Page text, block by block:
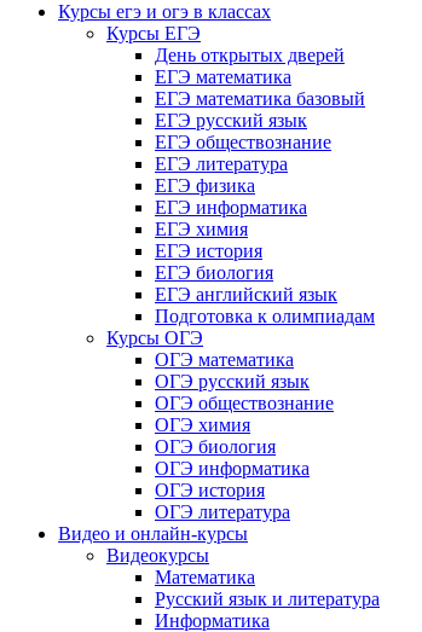
Курсы егэ и огэ в классах
Курсы ЕГЭ
День открытых дверей
ЕГЭ математика
ЕГЭ математика базовый
ЕГЭ русский язык
ЕГЭ обществознание
ЕГЭ литература
ЕГЭ физика
ЕГЭ информатика
ЕГЭ химия
ЕГЭ история
ЕГЭ биология
ЕГЭ английский язык
Подготовка к олимпиадам
Курсы ОГЭ
ОГЭ математика
ОГЭ русский язык
ОГЭ обществознание
ОГЭ химия
ОГЭ биология
ОГЭ информатика
ОГЭ история
ОГЭ литература
Видео и онлайн-курсы
Видеокурсы
Математика
Русский язык и литература
Информатика